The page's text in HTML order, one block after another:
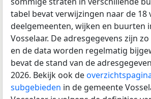
tabel bevat verwijzingen naar de 18
deelgemeenten, wijken en buurten
Vosselaar. De adresgegevens zijn
en de data worden regelmatig
bevat de stand van de
2026. Bekijk ook de
subgebieden in de gemeente